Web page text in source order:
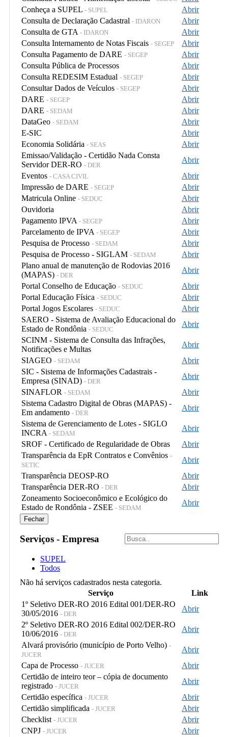
Conheça a SUPEL - SUPEL
Abrir
Consulta de Declaração Cadastral - IDARON
Abrir
Consulta de GTA - IDARON
Abrir
Consulta Internamento de Notas Fiscais - SEGEP
Abrir
Consulta Pagamento de DARE - SEGEP
Abrir
Consulta Pública de Processos
Abrir
Consulta REDESIM Estadual - SEGEP
Abrir
Consultar Dados de Veículos - SEGEP
Abrir
DARE - SEGEP
Abrir
DARE - SEDAM
Abrir
DataGeo - SEDAM
Abrir
E-SIC
Abrir
Economia Solidária - SEAS
Abrir
Emissao/Validação - Certidão Nada Consta
Servidor DER-RO - DER
Abrir
Eventos - CASA CIVIL
Abrir
Impressão de DARE - SEGEP
Abrir
Matricula Online - SEDUC
Abrir
Ouvidoria
Abrir
Pagamento IPVA - SEGEP
Abrir
Parcelamento de IPVA - SEGEP
Abrir
Pesquisa de Processo - SEDAM
Abrir
Pesquisa de Processo - SIGLAM - SEDAM
Abrir
Plano anual de manutenção de Rodovias 2016
(MAPAS) - DER
Abrir
Portal Conselho de Educação - SEDUC
Abrir
Portal Educação Física - SEDUC
Abrir
Portal Jogos Escolares - SEDUC
Abrir
SAERO - Sistema de Avaliação Educacional do
Estado de Rondônia - SEDUC
Abrir
SCINM - Sistema de Consulta das Infrações,
Notificações e Multas
Abrir
SIAGEO - SEDAM
Abrir
SIC - Sistema de Informações Cadastrais -
Empresa (SINAD) - DER
Abrir
SINAFLOR - SEDAM
Abrir
Sistema Cadastro Digital de Obras (MAPAS) -
Em andamento - DER
Abrir
Sistema de Gerenciamento de Lotes - SIGLO
INCRA - SEDAM
Abrir
SROF - Certificado de Regularidade de Obras
Abrir
Transparência da EpR Contratos e Convênios -
SETIC
Abrir
Transparência DEOSP-RO
Abrir
Transparência DER-RO - DER
Abrir
Zoneamento Socioeconômico e Ecológico do
Estado de Rondônia - ZSEE - SEDAM
Abrir
Fechar
Serviços - Empresa
SUPEL
Todos
Não há serviços cadastrados nesta categoria.
Serviço
Link
1º Seletivo DER-RO 2016 Edital 001/DER-RO
30/05/2016 - DER
Abrir
2º Seletivo DER-RO 2016 Edital 002/DER-RO
10/06/2016 - DER
Abrir
Alvará provisório (município de Porto Velho) -
JUCER
Abrir
Capa de Processo - JUCER
Abrir
Certidão de inteiro teor – cópia de documento
registrado - JUCER
Abrir
Certidão específica - JUCER
Abrir
Certidão simplificada - JUCER
Abrir
Checklist - JUCER
Abrir
CNPJ - JUCER
Abrir